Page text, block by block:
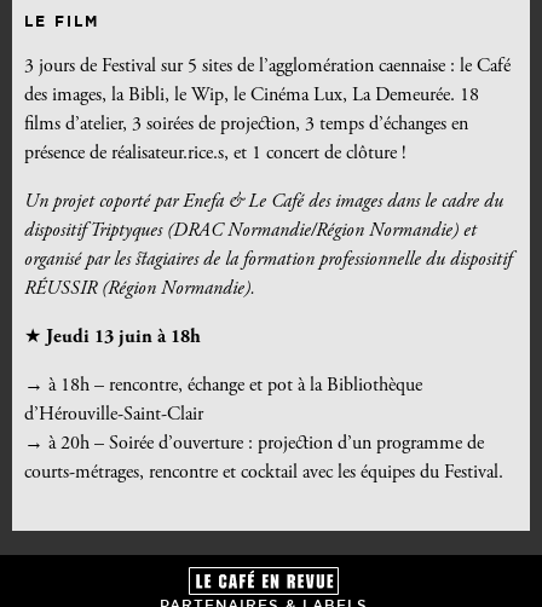
LE FILM
3 jours de Festival sur 5 sites de l’agglomération caennaise : le Café
des images, la Bibli, le Wip, le Cinéma Lux, La Demeurée. 18
films d’atelier, 3 soirées de projection, 3 temps d’échanges en
présence de réalisateur.rice.s, et 1 concert de clôture !
Un projet coporté par Enefa & Le Café des images dans le cadre du
dispositif Triptyques (DRAC Normandie/Région Normandie) et
organisé par les stagiaires de la formation professionnelle du dispositif
RÉUSSIR (Région Normandie).
★ Jeudi 13 juin à 18h
→ à 18h – rencontre, échange et pot à la Bibliothèque
d’Hérouville-Saint-Clair
→ à 20h – Soirée d’ouverture : projection d’un programme de
courts-métrages, rencontre et cocktail avec les équipes du Festival.